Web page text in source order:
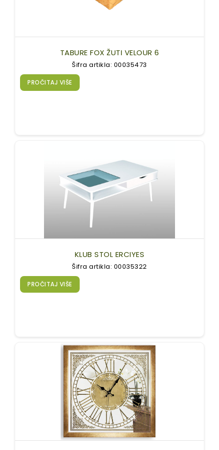
TABURE FOX ŽUTI VELOUR 6
Šifra artikla: 00035473
PROČITAJ VIŠE
KLUB STOL ERCIYES
Šifra artikla: 00035322
PROČITAJ VIŠE